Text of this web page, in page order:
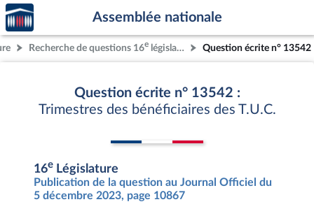
Aller au contenu
Aller en bas de la page
Accèder
à la
page
d'accueil
Assemblée nationale
Recherche de questions 16e législature Question écrite n° 13542
Question écrite n° 13542 :
Trimestres des bénéficiaires des T.U.C.
16e Législature
Publication de la question au Journal Officiel du
5 décembre 2023, page 10867